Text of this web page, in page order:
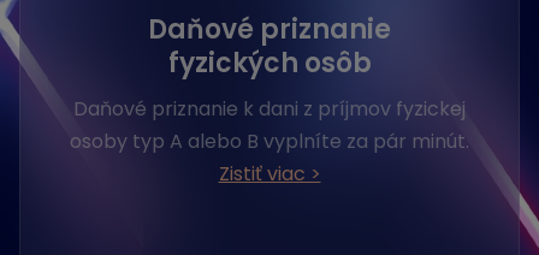
Daňové priznanie
fyzických osôb
Daňové priznanie k dani z príjmov fyzickej
osoby typ A alebo B vyplníte za pár minút.
Zistiť viac >